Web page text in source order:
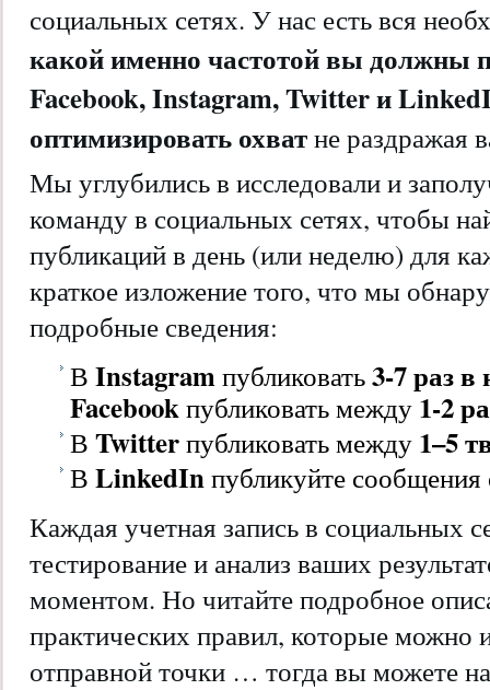
социальных сетях. У нас есть вся
какой именно частотой вы должны
Facebook, Instagram, Twitter и
оптимизировать охватне раздражая
Мы углубились в исследовали и
команду в социальных сетях, чтобы
публикаций в день (или неделю) для
краткое изложение того, что мы
подробные сведения:
В Instagramпубликовать3-7 разв
Facebookпубликовать между 1-2
В Twitterпубликовать между 1–5
В LinkedInпубликуйте
Каждая учетная запись в социальных
тестирование и анализ ваших
моментом. Но читайте подробное
практических правил, которые можно
отправной точки … тогда вы можете